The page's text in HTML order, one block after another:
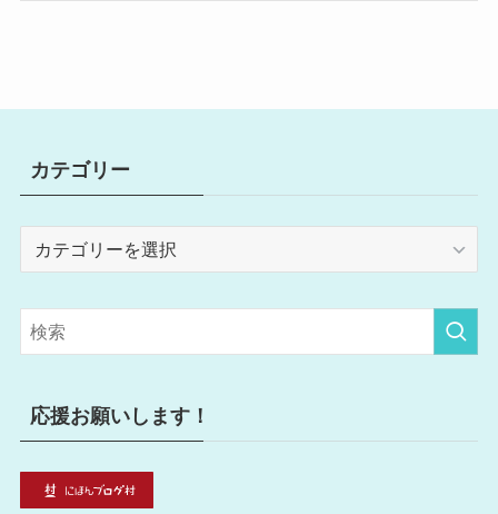
カテゴリー
リ
ー
応援お願いします！